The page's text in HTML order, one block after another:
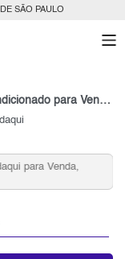
SÃO PAULO
Condomínio Fechado Mandaqui com ar condicionado para Venda, Zona Norte, SP
para Venda,